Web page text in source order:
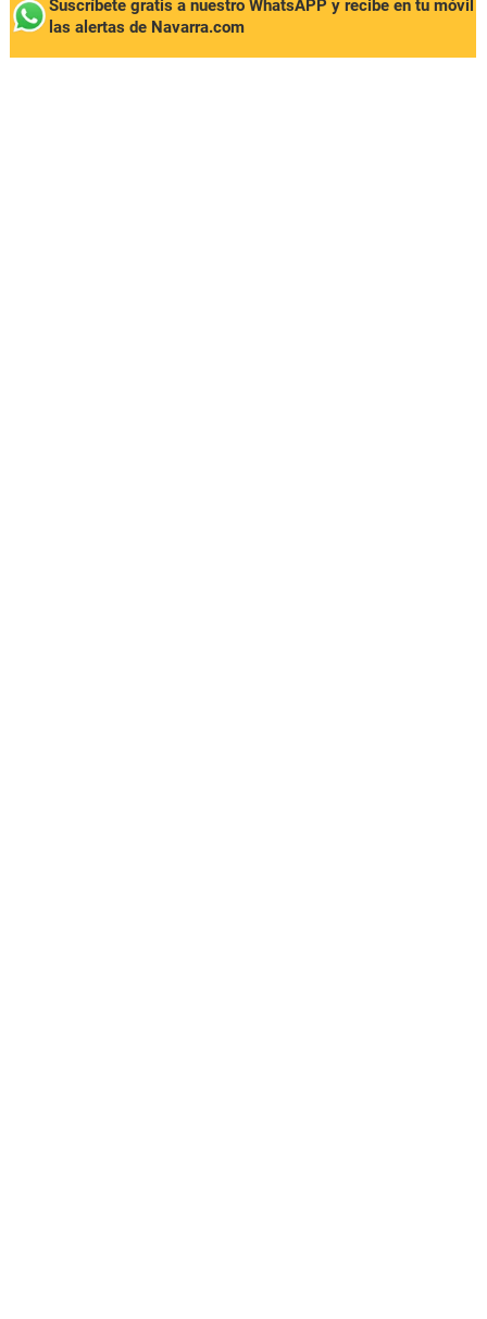
Suscríbete gratis a nuestro WhatsAPP y recibe en tu móvil
las alertas de Navarra.com